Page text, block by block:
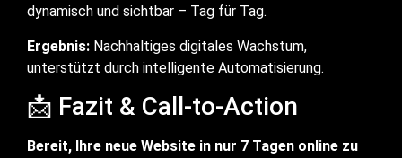
dynamisch und sichtbar – Tag für Tag.
Ergebnis: Nachhaltiges digitales Wachstum,
unterstützt durch intelligente Automatisierung.
📩 Fazit & Call-to-Action
Bereit, Ihre neue Website in nur 7 Tagen online zu